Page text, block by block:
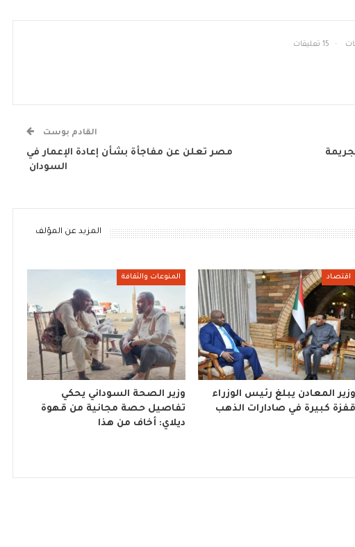
15 تعليقات
القادم بوست
مصر تعلن عن مفاجأة بشأن إعادة الإعمار في
السودان
المزيد عن المؤلف
اقتصاد
وزير المعادن يبلغ رئيس الوزراء
قفزة كبيرة في صادارات الذهب
المنوعات والثقافة
وزير الصحة السوداني يحكي
تفاصيل حصة مجانية من قهوة
ديلاي: أخاف من هذا